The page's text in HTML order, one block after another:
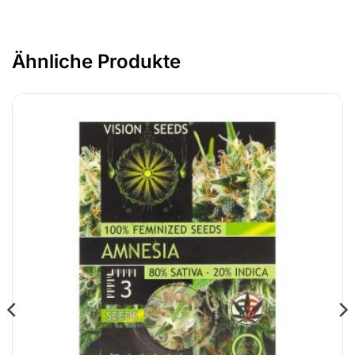
Ähnliche Produkte